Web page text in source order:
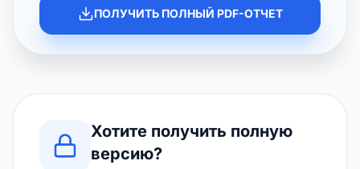
ПОЛУЧИТЬ ПОЛНЫЙ PDF-ОТЧЕТ
Хотите получить полную
версию?